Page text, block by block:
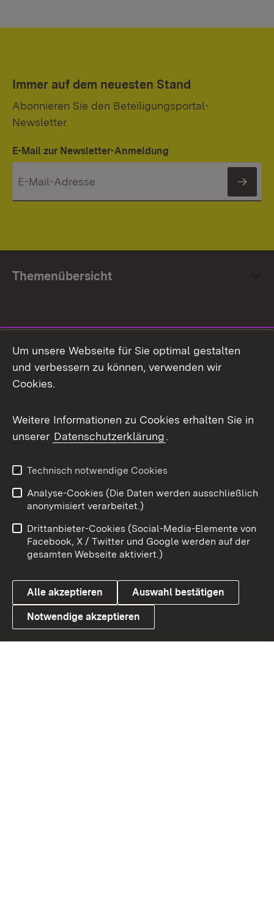
Immer auf dem neuesten Stand
Abonnieren Sie den Beteiligungsportal-
Newsletter.
E-Mail zur Newsletter-Anmeldung
Themenübersicht
Facebook
X / Twitter
Youtube
Link zum Landesportal
Impressum
Kontakt
Barrierefreiheit
Datenschutz
Cookies
Um unsere Webseite für Sie optimal gestalten
und verbessern zu können, verwenden wir
Cookies.
Weitere Informationen zu Cookies erhalten Sie in
unserer Datenschutzerklärung.
Technisch notwendige Cookies
Analyse-Cookies (Die Daten werden ausschließlich
anonymisiert verarbeitet.)
Drittanbieter-Cookies (Social-Media-Elemente von
Facebook, X / Twitter und Google werden auf der
gesamten Webseite aktiviert.)
Alle akzeptieren Auswahl bestätigen
Notwendige akzeptieren